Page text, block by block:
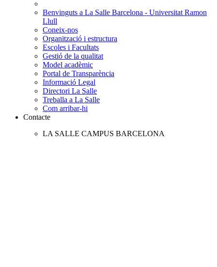
Benvinguts a La Salle Barcelona - Universitat Ramon
Llull
Coneix-nos
Organització i estructura
Escoles i Facultats
Gestió de la qualitat
Model acadèmic
Portal de Transparència
Informació Legal
Directori La Salle
Treballa a La Salle
Com arribar-hi
Contacte
LA SALLE CAMPUS BARCELONA